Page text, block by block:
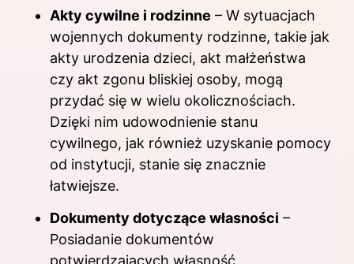
Akty cywilne i rodzinne – W sytuacjach
wojennych dokumenty rodzinne, takie jak
akty urodzenia dzieci, akt małżeństwa
czy akt zgonu bliskiej osoby, mogą
przydać się w wielu okolicznościach.
Dzięki nim udowodnienie stanu
cywilnego, jak również uzyskanie pomocy
od instytucji, stanie się znacznie
łatwiejsze.
Dokumenty dotyczące własności –
Posiadanie dokumentów
potwierdzających własność